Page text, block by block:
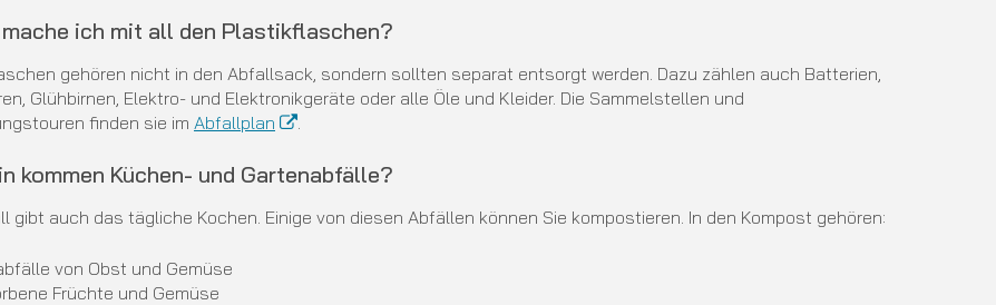
mache ich mit all den Plastikflaschen?
gehören nicht in den Abfallsack, sondern sollten separat entsorgt werden. Dazu zählen auch Batterien,
Glühbirnen, Elektro- und Elektronikgeräte oder alle Öle und Kleider. Die Sammelstellen und
finden sie im Abfallplan .
kommen Küchen- und Gartenabfälle?
gibt auch das tägliche Kochen. Einige von diesen Abfällen können Sie kompostieren. In den Kompost gehören:
von Obst und Gemüse
Früchte und Gemüse